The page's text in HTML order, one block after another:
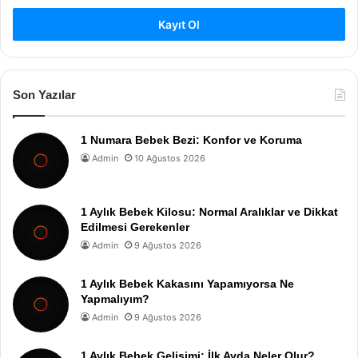
Kayıt Ol
Son Yazılar
1 Numara Bebek Bezi: Konfor ve Koruma
Admin 10 Ağustos 2026
1 Aylık Bebek Kilosu: Normal Aralıklar ve Dikkat
Edilmesi Gerekenler
Admin 9 Ağustos 2026
1 Aylık Bebek Kakasını Yapamıyorsa Ne
Yapmalıyım?
Admin 9 Ağustos 2026
1 Aylık Bebek Gelişimi: İlk Ayda Neler Olur?